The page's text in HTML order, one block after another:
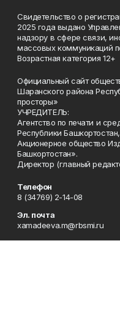
Свидетельство о
2025 года выдано
надзору в сфере связи,
массовых коммуникаций
Возрастная категория 12+
Официальный сайт
Шаранского района
просторы»
УЧРЕДИТЕЛЬ:
Агентство по печати и
Республики Башкортостан,
Акционерное общество
Башкортостан».
Директор (главный
Телефон
8 (34769) 2-14-08
Эл. почта
xamadeeva.m@rbsmi.ru
Адрес